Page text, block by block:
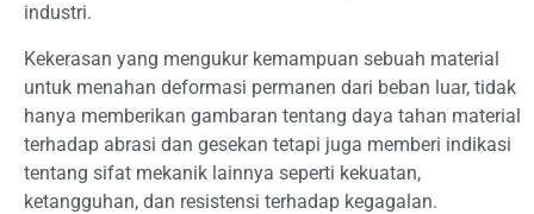
industri.
Kekerasan yang mengukur kemampuan sebuah material
untuk menahan deformasi permanen dari beban luar, tidak
hanya memberikan gambaran tentang daya tahan material
terhadap abrasi dan gesekan tetapi juga memberi indikasi
tentang sifat mekanik lainnya seperti kekuatan,
ketangguhan, dan resistensi terhadap kegagalan.